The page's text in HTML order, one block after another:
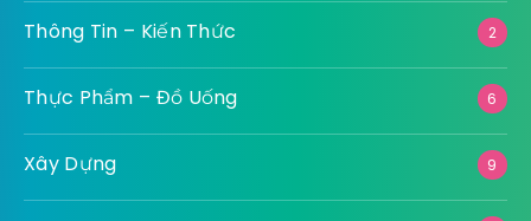
Thông Tin – Kiến Thức 2
Thực Phẩm – Đồ Uống 6
Xây Dựng 9